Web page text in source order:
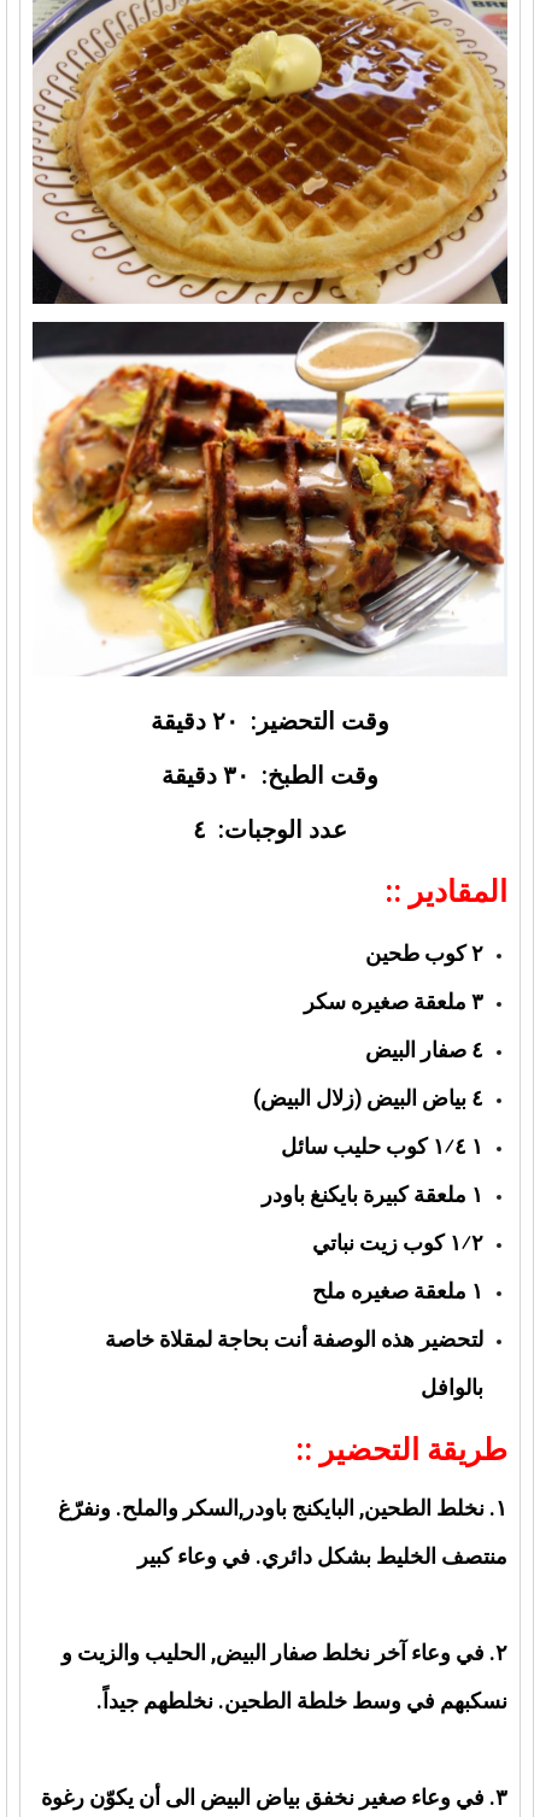
وقت التحضير: ٢٠ دقيقة
وقت الطبخ: ٣٠ دقيقة
عدد الوجبات: ٤
المقادير ::
٢ كوب طحين
٣ ملعقة صغيره سكر
٤ صفار البيض
٤ بياض البيض (زلال البيض)
١ ١⁄٤ كوب حليب سائل
١ ملعقة كبيرة بايكنغ باودر
١⁄٢ كوب زيت نباتي
١ ملعقة صغيره ملح
لتحضير هذه الوصفة أنت بحاجة لمقلاة خاصة
بالوافل
طريقة التحضير ::
١. نخلط الطحين, البايكنج باودر,السكر والملح. ونفرّغ
منتصف الخليط بشكل دائري. في وعاء كبير
٢. في وعاء آخر نخلط صفار البيض, الحليب والزيت و
نسكبهم في وسط خلطة الطحين. نخلطهم جيداً.
٣. في وعاء صغير نخفق بياض البيض الى أن يكوّن رغوة